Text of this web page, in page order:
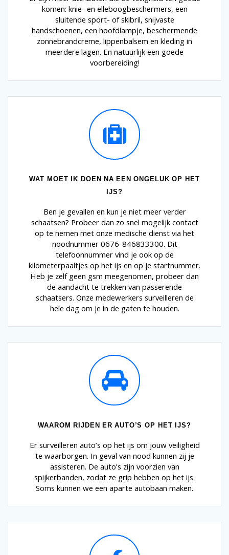
komen: knie- en elleboogbeschermers, een
sluitende sport- of skibril, snijvaste
handschoenen, een hoofdlampje, beschermende
zonnebrandcreme, lippenbalsem en kleding in
meerdere lagen. En natuurlijk een goede
voorbereiding!
WAT MOET IK DOEN NA EEN ONGELUK OP HET
IJS?
Ben je gevallen en kun je niet meer verder
schaatsen? Probeer dan zo snel mogelijk contact
op te nemen met onze medische dienst via het
noodnummer 0676-846833300. Dit
telefoonnummer vind je ook op de
kilometerpaaltjes op het ijs en op je startnummer.
Heb je zelf geen gsm meegenomen, probeer dan
de aandacht te trekken van passerende
schaatsers. Onze medewerkers surveilleren de
hele dag om je in de gaten te houden.
WAAROM RIJDEN ER AUTO’S OP HET IJS?
Er surveilleren auto’s op het ijs om jouw veiligheid
te waarborgen. In geval van nood kunnen zij je
assisteren. De auto’s zijn voorzien van
spijkerbanden, zodat ze grip hebben op het ijs.
Soms kunnen we een aparte autobaan maken.